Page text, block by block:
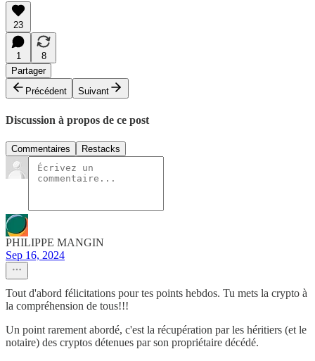
23
1
8
Partager
Précédent
Suivant
Discussion à propos de ce post
Commentaires Restacks
PHILIPPE MANGIN
Sep 16, 2024
Tout d'abord félicitations pour tes points hebdos. Tu mets la crypto à
la compréhension de tous!!!
Un point rarement abordé, c'est la récupération par les héritiers (et le
notaire) des cryptos détenues par son propriétaire décédé.